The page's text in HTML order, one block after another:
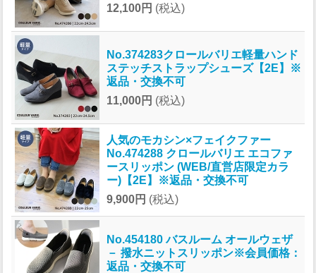
12,100円 (税込)
No.374283クロールバリエ軽量ハンド
ステッチストラップシューズ【2E】※
返品・交換不可
11,000円 (税込)
人気のモカシン×フェイクファー
No.474288 クロールバリエ エコファ
ースリッポン (WEB/直営店限定カラ
ー)【2E】※返品・交換不可
9,900円 (税込)
No.454180 バスルーム オールウェザ
－ 撥水ニットスリッポン※会員価格：
返品・交換不可